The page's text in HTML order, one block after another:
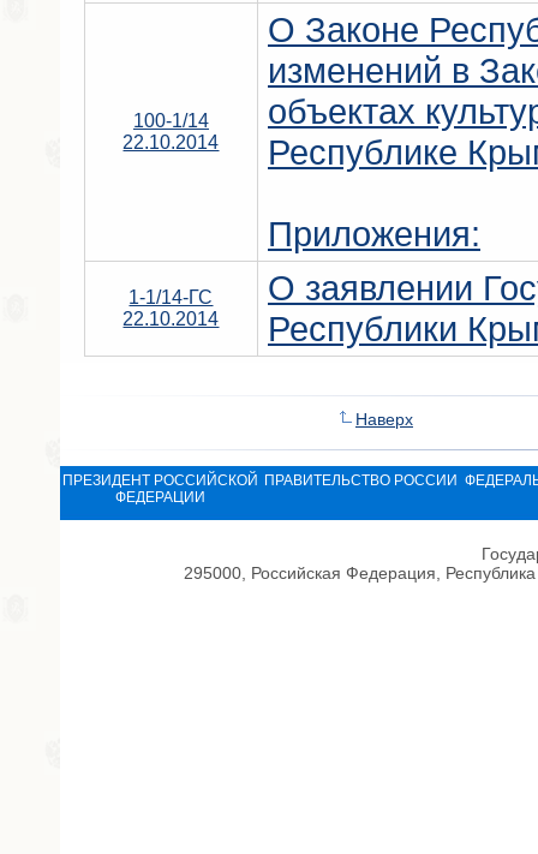
100-1/14
22.10.2014
О Законе
изменений в
объектах
Республике
Приложения:
1-1/14-ГС
22.10.2014
О заявлении
Республики
Наверх
ПРЕЗИДЕНТ РОССИЙСКОЙ
ФЕДЕРАЦИИ
ПРАВИТЕЛЬСТВО РОССИИ
295000, Российская Федерация,